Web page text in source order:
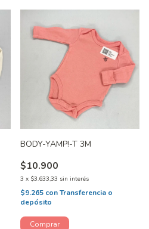
BODY-YAMP!-T 3M
$10.900
3 x $3.633,33 sin interés
$9.265 conTransferencia o
depósito